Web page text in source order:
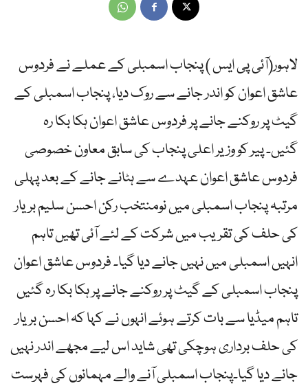
لاہور(آئی پی ایس ) پنجاب اسمبلی کے عملے نے فردوس
عاشق اعوان کو اندر جانے سے روک دیا، پنجاب اسمبلی کے
گیٹ پر روکنے جانے پر فردوس عاشق اعوان ہکا بکا رہ
گئیں۔ پیر کو وزیر اعلی پنجاب کی سابق معاون خصوصی
فردوس عاشق اعوان عہدے سے ہٹانے جانے کے بعد پہلی
مرتبہ پنجاب اسمبلی میں نومنتخب رکن احسن سلیم بریار
کی حلف کی تقریب میں شرکت کے لئے آئی تھیں تاہم
انہیں اسمبلی میں نہیں جانے دیا گیا۔ فردوس عاشق اعوان
پنجاب اسمبلی کے گیٹ پر روکنے جانے پر ہکا بکا رہ گئیں
تاہم میڈیا سے بات کرتے ہوئے انہوں نے کہا کہ احسن بریار
کی حلف برداری ہوچکی تھی شاید اس لیے مجھے اندر نہیں
جانے دیا گیا۔پنجاب اسمبلی آنے والے مہمانوں کی فہرست